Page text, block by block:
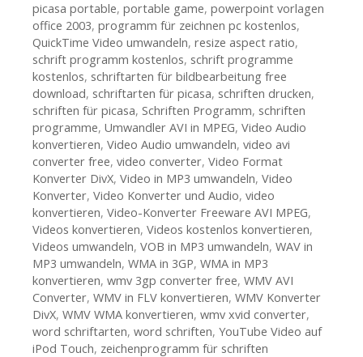
picasa portable, portable game, powerpoint vorlagen
office 2003, programm für zeichnen pc kostenlos,
QuickTime Video umwandeln, resize aspect ratio,
schrift programm kostenlos, schrift programme
kostenlos, schriftarten für bildbearbeitung free
download, schriftarten für picasa, schriften drucken,
schriften für picasa, Schriften Programm, schriften
programme, Umwandler AVI in MPEG, Video Audio
konvertieren, Video Audio umwandeln, video avi
converter free, video converter, Video Format
Konverter DivX, Video in MP3 umwandeln, Video
Konverter, Video Konverter und Audio, video
konvertieren, Video-Konverter Freeware AVI MPEG,
Videos konvertieren, Videos kostenlos konvertieren,
Videos umwandeln, VOB in MP3 umwandeln, WAV in
MP3 umwandeln, WMA in 3GP, WMA in MP3
konvertieren, wmv 3gp converter free, WMV AVI
Converter, WMV in FLV konvertieren, WMV Konverter
DivX, WMV WMA konvertieren, wmv xvid converter,
word schriftarten, word schriften, YouTube Video auf
iPod Touch, zeichenprogramm für schriften